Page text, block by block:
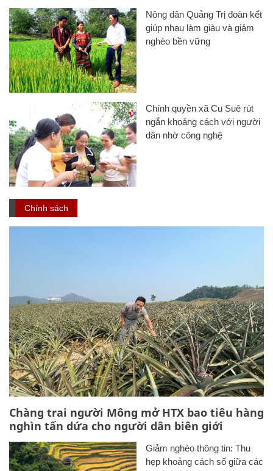
Nông dân Quảng Trị đoàn kết
giúp nhau làm giàu và giảm
nghèo bền vững
Chính quyền xã Cu Suê rút
ngắn khoảng cách với người
dân nhờ công nghệ
Chính sách
Chàng trai người Mông mở HTX bao tiêu hàng
nghìn tấn dứa cho người dân biên giới
Giảm nghèo thông tin: Thu
hẹp khoảng cách số giữa các